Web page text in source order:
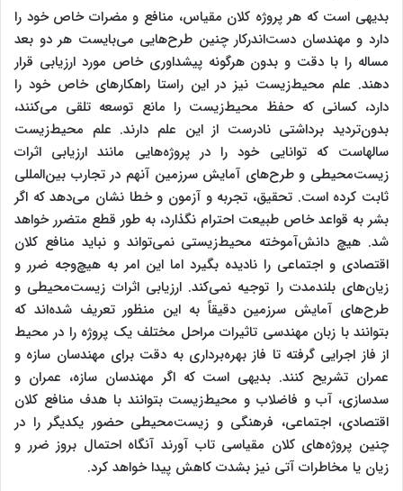
بدیهی است که هر پروژه کلان مقیاس، منافع و مضرات خاص خود را
دارد و مهندسان دست‌اندرکار چنین طرح‌هایی می‌بایست هر دو بعد
مساله را با دقت و بدون هرگونه پیشداوری خاص مورد ارزیابی قرار
دهند. علم محیط‌زیست نیز در این راستا راهکارهای خاص خود را
دارد، کسانی که حفظ محیط‌زیست را مانع توسعه تلقی می‌کنند،
بدون‌تردید برداشتی نادرست از این علم دارند. علم محیط‌زیست
سالهاست که توانایی خود را در پروژه‌هایی مانند ارزیابی اثرات
زیست‌محیطی و طرح‌های آمایش سرزمین آنهم در تجارب بین‌المللی
ثابت کرده است. تحقیق، تجربه و آزمون و خطا نشان می‌دهد که اگر
بشر به قواعد خاص طبیعت احترام نگذارد، به طور قطع متضرر خواهد
شد. هیچ دانش‌آموخته محیط‌زیستی نمی‌تواند و نباید منافع کلان
اقتصادی و اجتماعی را نادیده بگیرد اما این امر به هیچ‌وجه ضرر و
زیان‌های بلندمدت را توجیه نمی‌کند. ارزیابی اثرات زیست‌محیطی و
طرح‌های آمایش سرزمین دقیقاً به این منظور تعریف شده‌اند که
بتوانند با زبان مهندسی تاثیرات مراحل مختلف یک پروژه را در محیط
از فاز اجرایی گرفته تا فاز بهره‌برداری به دقت برای مهندسان سازه و
عمران تشریح کنند. بدیهی است که اگر مهندسان سازه، عمران و
سدسازی، آب و فاضلاب و محیط‌زیست بتوانند با هدف منافع کلان
اقتصادی، اجتماعی، فرهنگی و زیست‌محیطی حضور یکدیگر را در
چنین پروژه‌های کلان مقیاسی تاب آورند آنگاه احتمال بروز ضرر و
زیان‌ یا مخاطرات آتی نیز بشدت کاهش پیدا خواهد کرد.